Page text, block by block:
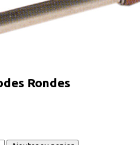
Rondes